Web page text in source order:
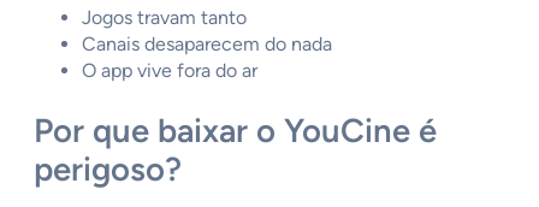
Jogos travam tanto
Canais desaparecem do nada
O app vive fora do ar
Por que baixar o YouCine é
perigoso?